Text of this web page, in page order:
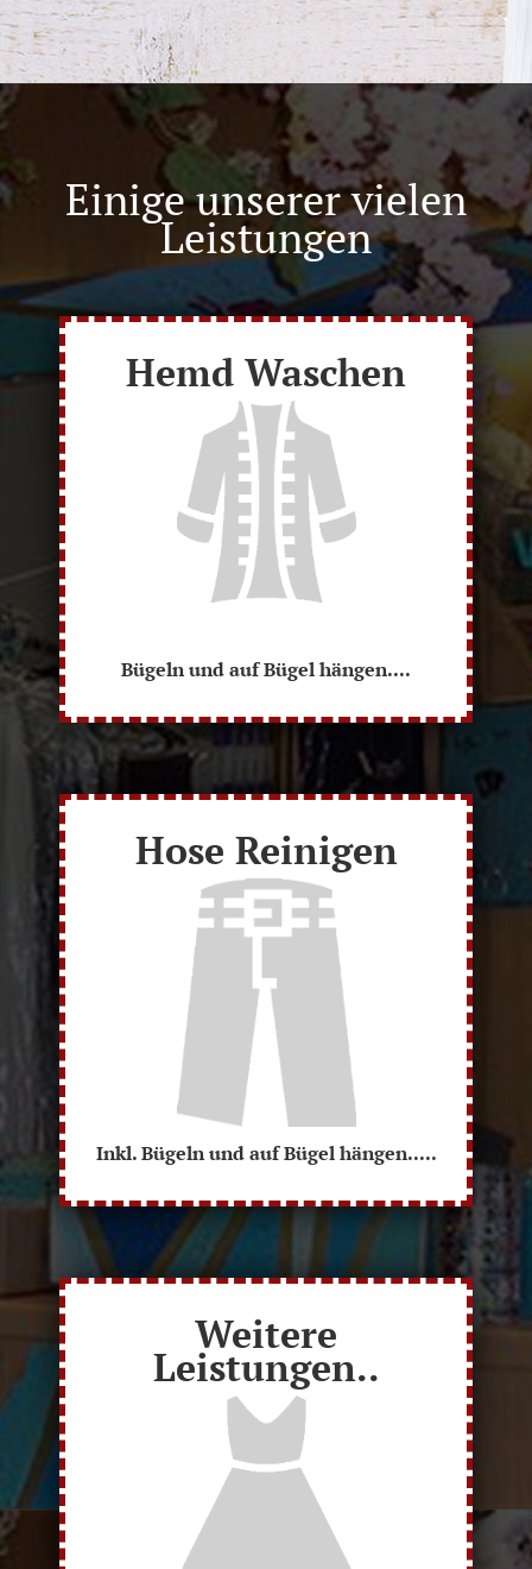
Einige unserer vielen
Leistungen
Hemd Waschen
Bügeln und auf Bügel hängen....
Hose Reinigen
Inkl. Bügeln und auf Bügel hängen.....
Weitere
Leistungen..